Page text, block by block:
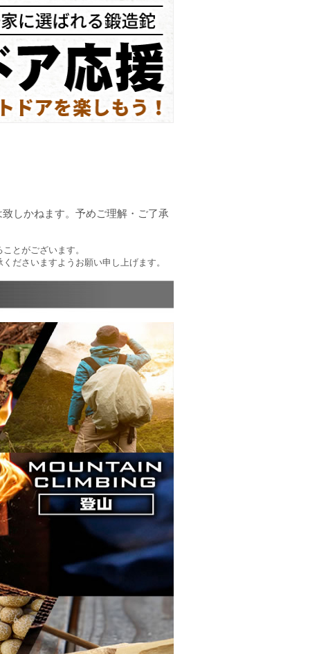
しかねます。予めご理解・ご了承
とがございます。
ださいますようお願い申し上げます。